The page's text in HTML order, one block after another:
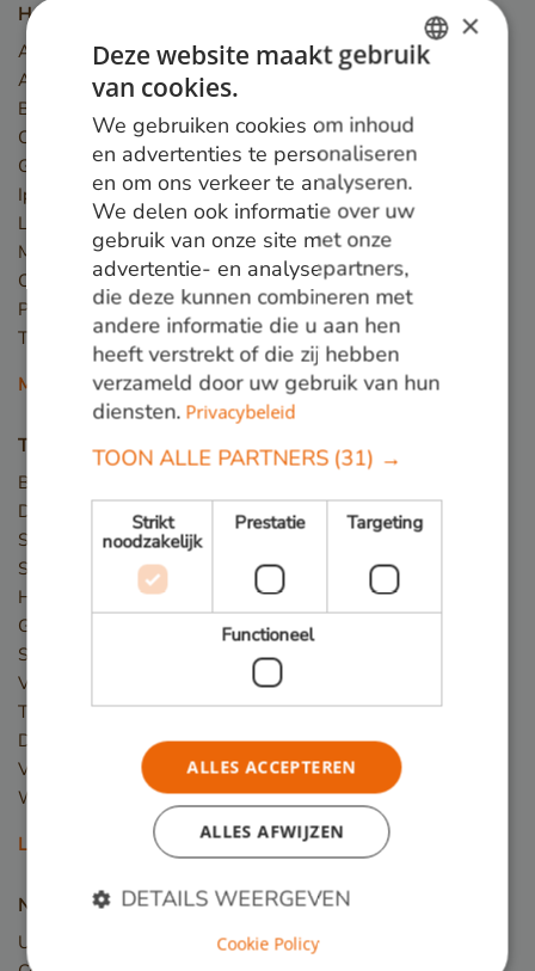
Houtsoorten
Angelim Vermelho
Azobé
Basralocus
Cumaru
Guariuba
Ipé
Louro preto
Massaranduba
Okan
Piquia
Tali
Meer houtsoorten
Toepassingen
Bruggen
Damwand / Beschoeiing
Straatmeubilair
Speeltoestellen
Hekwerk
Gevelbekleding
Steigers
Vlonder
Terras
Dakterras
Veranda
Winkelvloer en showroom
Lees meer
Nieuw hout
Upcycled Wood
GERMAN
ENGLISH
×
Deze website maakt gebruik
van cookies.
We gebruiken cookies om inhoud
en advertenties te personaliseren
en om ons verkeer te analyseren.
We delen ook informatie over uw
gebruik van onze site met onze
advertentie- en analysepartners,
die deze kunnen combineren met
andere informatie die u aan hen
heeft verstrekt of die zij hebben
verzameld door uw gebruik van hun
diensten. Privacybeleid
TOON ALLE PARTNERS (31) →
Strikt
noodzakelijk
Prestatie Targeting
Functioneel
ALLES ACCEPTEREN
ALLES AFWIJZEN
DETAILS WEERGEVEN
Cookie Policy